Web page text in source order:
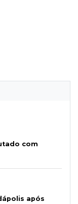
com
após